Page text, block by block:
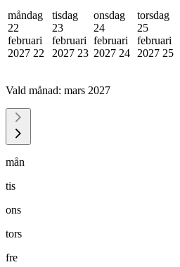
måndag
22
februari
2027 22
tisdag
23
februari
2027 23
onsdag
24
februari
2027 24
torsdag
25
februari
2027 25
Vald månad: mars 2027
mån
tis
ons
tors
fre